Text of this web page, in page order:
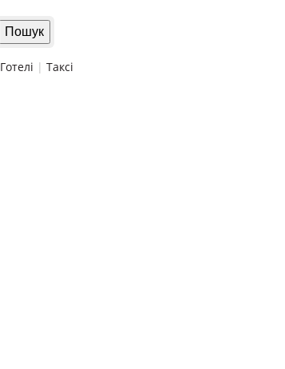
Готелі | Таксі